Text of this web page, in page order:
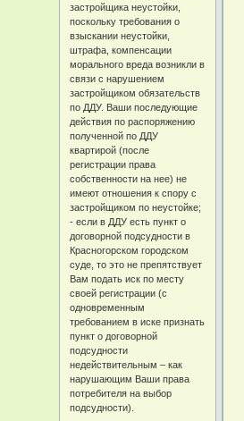
застройщика неустойки,
поскольку требования о
взыскании неустойки,
штрафа, компенсации
морального вреда возникли в
связи с нарушением
застройщиком обязательств
по ДДУ. Ваши последующие
действия по распоряжению
полученной по ДДУ
квартирой (после
регистрации права
собственности на нее) не
имеют отношения к спору с
застройщиком по неустойке;
- если в ДДУ есть пункт о
договорной подсудности в
Красногорском городском
суде, то это не препятствует
Вам подать иск по месту
своей регистрации (с
одновременным
требованием в иске признать
пункт о договорной
подсудности
недействительным – как
нарушающим Ваши права
потребителя на выбор
подсудности).